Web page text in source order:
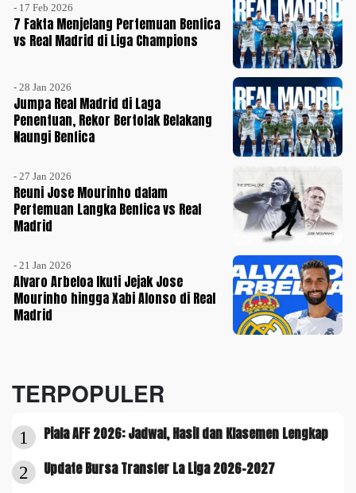
- 17 Feb 2026
7 Fakta Menjelang Pertemuan Benfica
vs Real Madrid di Liga Champions
- 28 Jan 2026
Jumpa Real Madrid di Laga
Penentuan, Rekor Bertolak Belakang
Naungi Benfica
- 27 Jan 2026
Reuni Jose Mourinho dalam
Pertemuan Langka Benfica vs Real
Madrid
- 21 Jan 2026
Alvaro Arbeloa Ikuti Jejak Jose
Mourinho hingga Xabi Alonso di Real
Madrid
TERPOPULER
1 Piala AFF 2026: Jadwal, Hasil dan Klasemen Lengkap
2 Update Bursa Transfer La Liga 2026-2027